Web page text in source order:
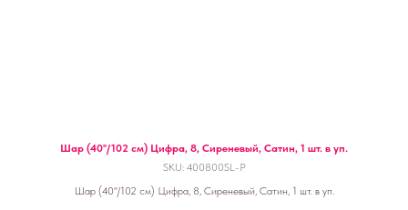
Шар (40''/102 см) Цифра, 8, Сиреневый, Сатин, 1 шт. в уп.
SKU: 400800SL-P
Шар (40''/102 см) Цифра, 8, Сиреневый, Сатин, 1 шт. в уп.